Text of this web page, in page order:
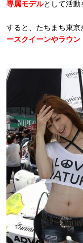
専属モデルとして活動
すると、たちまち東京
ースクイーンやラウン